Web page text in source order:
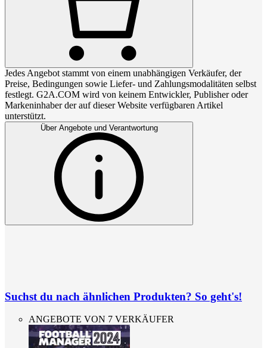
Jedes Angebot stammt von einem unabhängigen Verkäufer, der
Preise, Bedingungen sowie Liefer- und Zahlungsmodalitäten selbst
festlegt. G2A.COM wird von keinem Entwickler, Publisher oder
Markeninhaber der auf dieser Website verfügbaren Artikel
unterstützt.
Über Angebote und Verantwortung
Suchst du nach ähnlichen Produkten? So geht's!
ANGEBOTE VON 7 VERKÄUFER